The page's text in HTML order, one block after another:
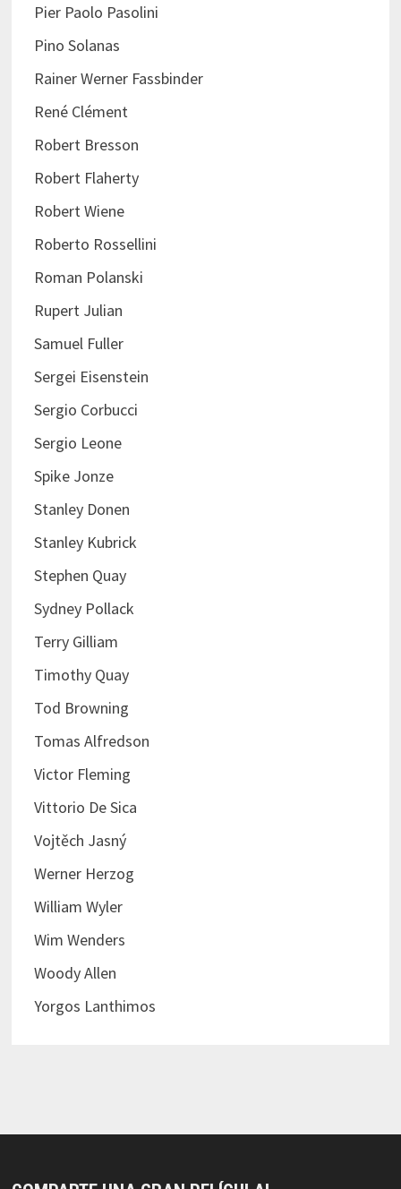
Pier Paolo Pasolini
Pino Solanas
Rainer Werner Fassbinder
René Clément
Robert Bresson
Robert Flaherty
Robert Wiene
Roberto Rossellini
Roman Polanski
Rupert Julian
Samuel Fuller
Sergei Eisenstein
Sergio Corbucci
Sergio Leone
Spike Jonze
Stanley Donen
Stanley Kubrick
Stephen Quay
Sydney Pollack
Terry Gilliam
Timothy Quay
Tod Browning
Tomas Alfredson
Victor Fleming
Vittorio De Sica
Vojtěch Jasný
Werner Herzog
William Wyler
Wim Wenders
Woody Allen
Yorgos Lanthimos